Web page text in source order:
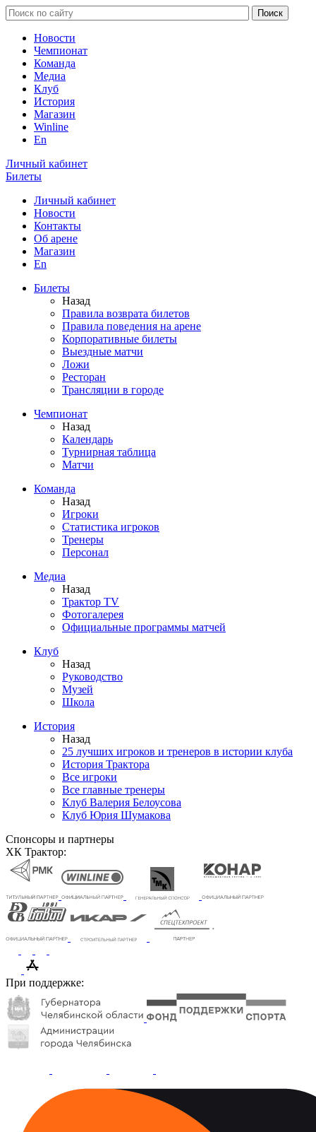
Новости
Чемпионат
Команда
Медиа
Клуб
История
Магазин
Winline
En
Личный кабинет
Билеты
Личный кабинет
Новости
Контакты
Об арене
Магазин
En
Билеты
Назад
Правила возврата билетов
Правила поведения на арене
Корпоративные билеты
Выездные матчи
Ложи
Ресторан
Трансляции в городе
Чемпионат
Назад
Календарь
Турнирная таблица
Матчи
Команда
Назад
Игроки
Статистика игроков
Тренеры
Персонал
Медиа
Назад
Трактор TV
Фотогалерея
Официальные программы матчей
Клуб
Назад
Руководство
Музей
Школа
История
Назад
25 лучших игроков и тренеров в истории клуба
История Трактора
Все игроки
Все главные тренеры
Клуб Валерия Белоусова
Клуб Юрия Шумакова
Спонсоры и партнеры
ХК Трактор:
При поддержке: